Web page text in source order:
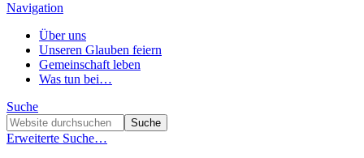
Navigation
Über uns
Unseren Glauben feiern
Gemeinschaft leben
Was tun bei…
Suche
Erweiterte Suche…